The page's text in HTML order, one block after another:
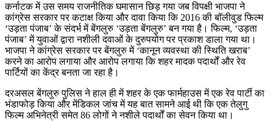
कर्नाटक में उस समय राजनीतिक घमासान छिड़ गया जब विपक्षी भाजपा ने
कांग्रेस सरकार पर कटाक्ष किया और दावा किया कि 2016 की बॉलीवुड फिल्म
‘उड़ता पंजाब’ के संदर्भ में बेंगलुरु ‘उड़ता बेंगलुरु’ बन गया है। फिल्म, ‘उड़ता
पंजाब’ में युवाओं द्वारा नशीली दवाओं के दुरुपयोग पर प्रकाश डाला गया था।
भाजपा ने कांग्रेस सरकार पर बेंगलुरु में ‘कानून व्यवस्था की स्थिति खराब’
करने का आरोप लगाया और आरोप लगाया कि शहर मादक पदार्थों और रेव
पार्टियों का केंद्र बनता जा रहा है।
दरअसल बेंगलुरु पुलिस ने हाल ही में शहर के एक फार्महाउस में एक रेव पार्टी का
भंडाफोड़ किया और मेंडिकल जांच में यह बात सामने आई थी कि एक तेलुगु
फिल्म अभिनेत्री समेत 86 लोगों ने नशीले पदार्थों का सेवन किया था।